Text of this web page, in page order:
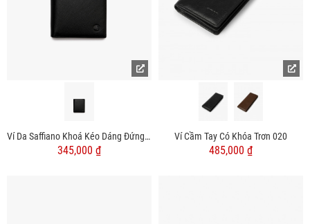
Ví Da Saffiano Khoá Kéo Dáng Đứng BV059
345,000 ₫
Ví Cầm Tay Có Khóa Trơn 020
485,000 ₫